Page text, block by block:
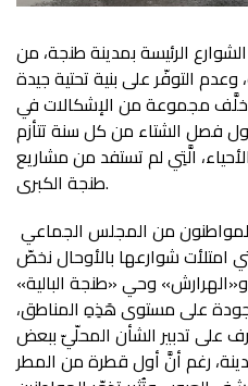
الرئيسة بمدينة طنجة، من
التوفّر على بنية تحتية جيدة
مجموعة من الإشكالات في
فصل الشتاء من كل سنة تتأزم
الَّتِي لم تستفد من مشاريع
طنجة الكبرى.
امتلأت شوارعها بالأوحال نخصّ
وحي «طنجة البالية»
على مستوى هَذِهِ المناطق،
على تدبير الشأن المحلّيّ ببعض
رغم أنَّ أول قطرة من المطر